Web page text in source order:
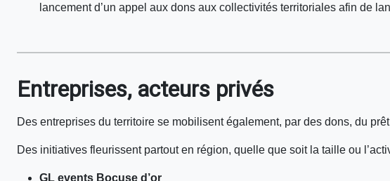
lancement d’un appel aux dons aux collectivités territoriales afin de
Entreprises, acteurs privés
Des entreprises du territoire se mobilisent également, par des dons, du
Des initiatives fleurissent partout en région, quelle que soit la taille ou
GL events Bocuse d’or